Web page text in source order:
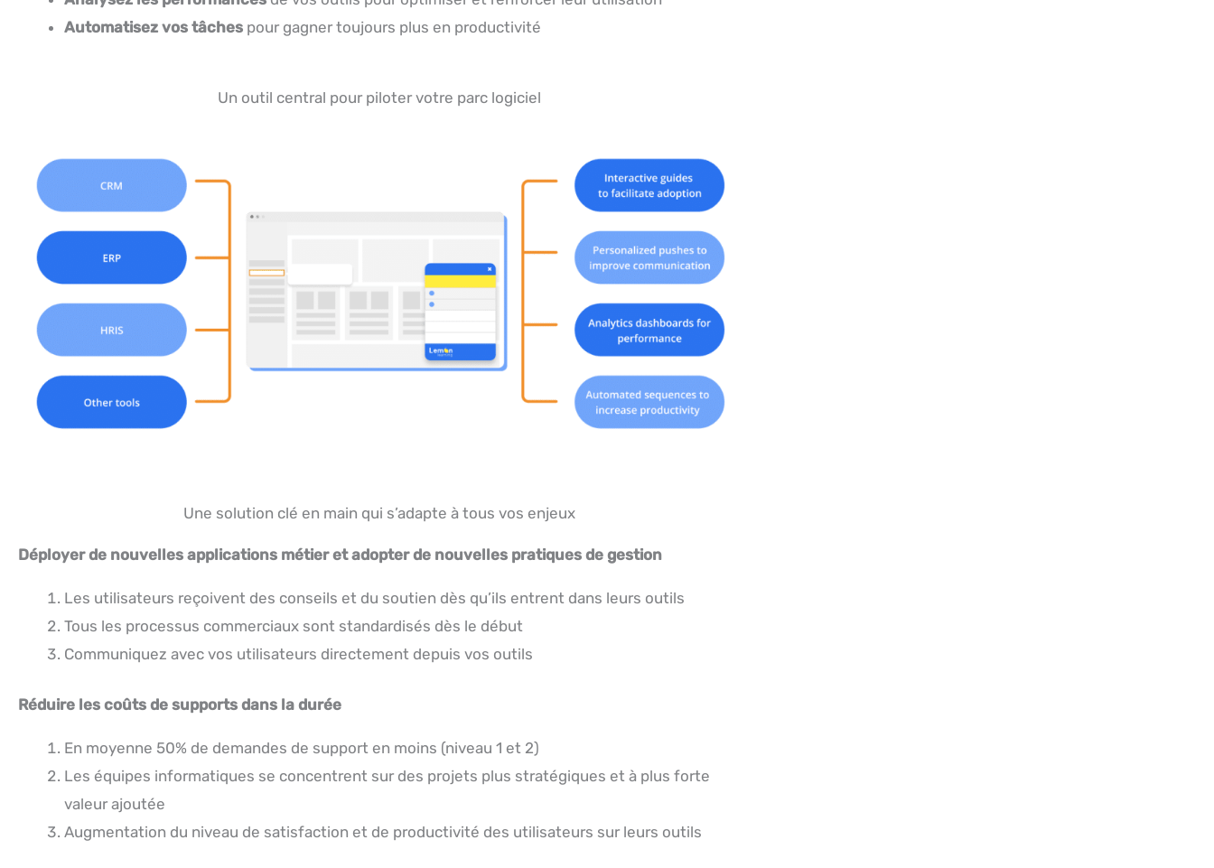
Automatisez vos tâches pour gagner toujours plus en productivité
Un outil central pour piloter votre parc logiciel
Une solution clé en main qui s’adapte à tous vos enjeux
Déployer de nouvelles applications métier et adopter de nouvelles pratiques de gestion
Les utilisateurs reçoivent des conseils et du soutien dès qu’ils entrent dans leurs outils
Tous les processus commerciaux sont standardisés dès le début
Communiquez avec vos utilisateurs directement depuis vos outils
Réduire les coûts de supports dans la durée
En moyenne 50% de demandes de support en moins (niveau 1 et 2)
Les équipes informatiques se concentrent sur des projets plus stratégiques et à plus forte
valeur ajoutée
Augmentation du niveau de satisfaction et de productivité des utilisateurs sur leurs outils